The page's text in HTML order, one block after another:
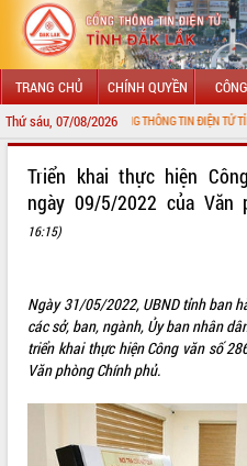
TRANG CHỦ CHÍNH QUYỀN
Thứ sáu, 07/08/2026
VỚI CỔNG THÔNG TIN ĐIỆN TỬ TỈNH ĐẮK LẮK
LÃNH ĐẠO UBND TỈNH
SỞ, BAN, NGÀNH
UBND CÁC XÃ, PHƯỜNG
HỆ THỐNG VĂN BẢN
Triển khai thực hiện
ngày 09/5/2022 của Văn
16:15)
Ngày 31/05/2022, UBND tỉnh ban
các sở, ban, ngành, Ủy ban nhân
triển khai thực hiện Công văn số
Văn phòng Chính phủ.